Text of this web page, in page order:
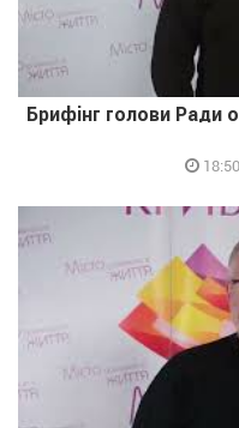
Брифінг голови Ради